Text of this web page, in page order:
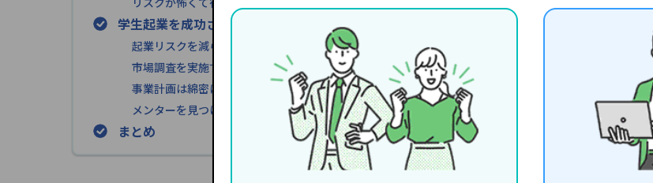
学生起業を成功させるためのコツ
起業リスクを減らしてスタートさせる
市場調査を実施する
事業計画は綿密に立てる
メンターを見つけて相談する
まとめ